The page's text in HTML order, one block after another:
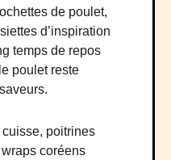
de poulet,
d’inspiration
temps de repos
poulet reste
cuisse, poitrines
coréens